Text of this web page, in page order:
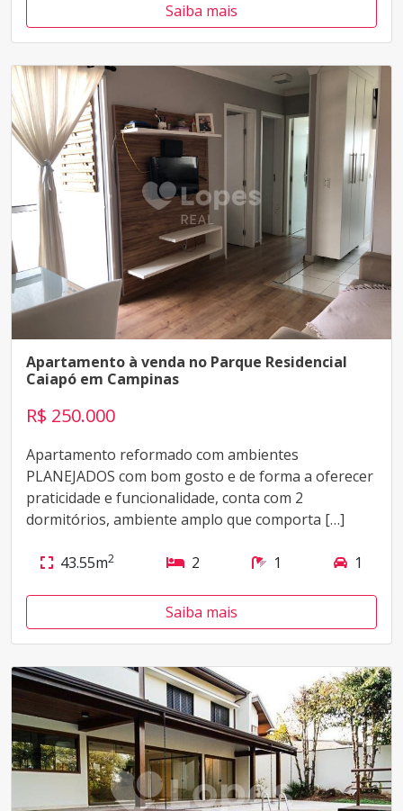
Saiba mais
Apartamento à venda no Parque Residencial
Caiapó em Campinas
R$ 250.000
Apartamento reformado com ambientes
PLANEJADOS com bom gosto e de forma a oferecer
praticidade e funcionalidade, conta com 2
dormitórios, ambiente amplo que comporta […]
43.55m2 2 1 1
Saiba mais